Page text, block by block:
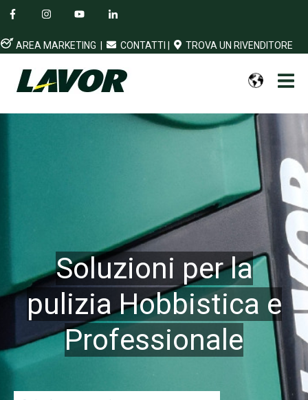
AREA MARKETING CONTATTI TROVA UN RIVENDITORE
Soluzioni per la
pulizia Hobbistica e
Professionale